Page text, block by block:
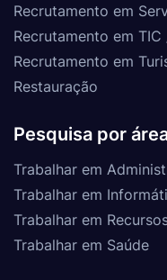
Recrutamento em
Recrutamento em
Recrutamento em
Restauração
Pesquisa por
Trabalhar em
Trabalhar em
Trabalhar em
Trabalhar em Saúde